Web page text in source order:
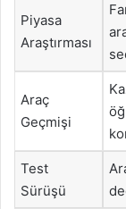
Piyasa
Araştırması
Araç
Geçmişi
Test
Sürüşü